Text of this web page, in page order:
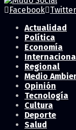
Facebook Twitter
Actualidad
Política
Economía
Regional
Medio
Opinión
Tecnología
Cultura
Deporte
Salud